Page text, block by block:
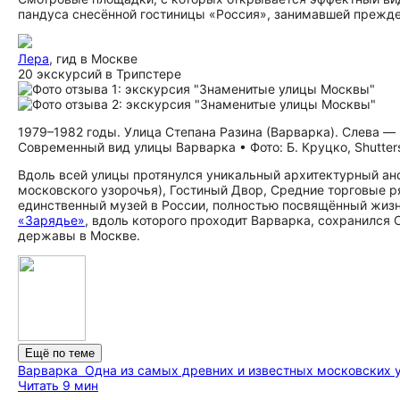
пандуса снесённой гостиницы «Россия», занимавшей
Лера, гид в Москве
20 экскурсий в Трипстере
1979–1982 годы. Улица Степана Разина (Варварка). Слева —
Современный вид улицы Варварка • Фото: Б. Круцко,
Вдоль всей улицы протянулся уникальный архитектурный
московского узорочья), Гостиный Двор, Средние
единственный музей в России, полностью посвящённый
«Зарядье», вдоль которого проходит Варварка,
державы в Москве.
Ещё по теме
Варварка Одна из самых древних и известных московских
Читать 9 мин